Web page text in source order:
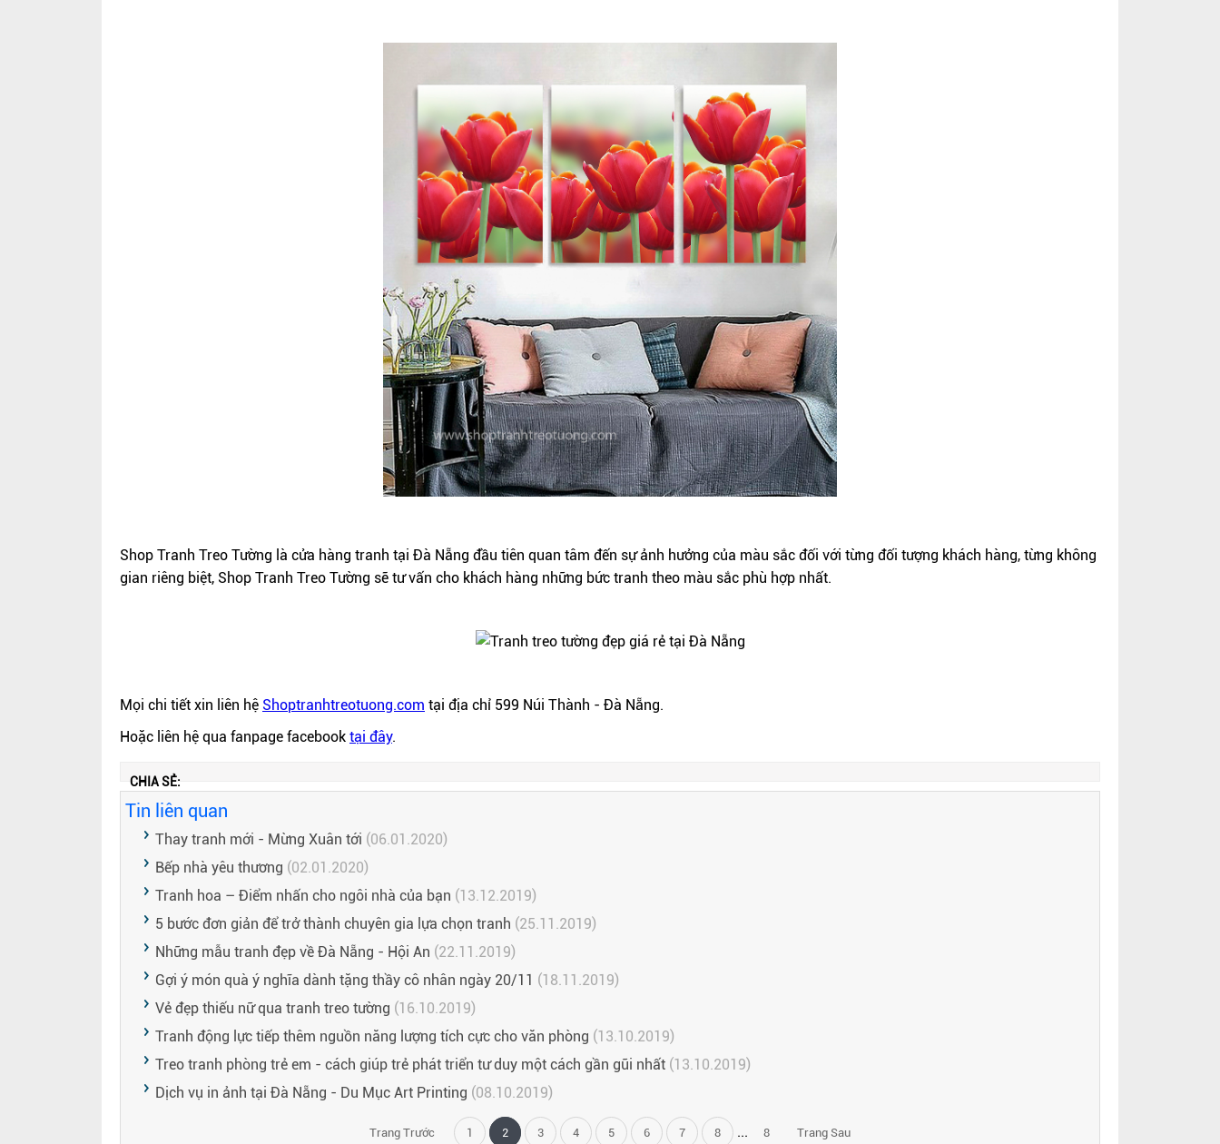
Shop Tranh Treo Tường là cửa hàng tranh tại Đà Nẵng đầu tiên quan tâm đến sự ảnh hưởng của màu sắc đối với từng đối tượng khách hàng, từng không
gian riêng biệt, Shop Tranh Treo Tường sẽ tư vấn cho khách hàng những bức tranh theo màu sắc phù hợp nhất.
Mọi chi tiết xin liên hệ Shoptranhtreotuong.com tại địa chỉ 599 Núi Thành - Đà Nẵng.
Hoặc liên hệ qua fanpage facebook tại đây.
CHIA SẺ:
Tin liên quan
Thay tranh mới - Mừng Xuân tới (06.01.2020)
Bếp nhà yêu thương (02.01.2020)
Tranh hoa – Điểm nhấn cho ngôi nhà của bạn (13.12.2019)
5 bước đơn giản để trở thành chuyên gia lựa chọn tranh (25.11.2019)
Những mẫu tranh đẹp về Đà Nẵng - Hội An (22.11.2019)
Gợi ý món quà ý nghĩa dành tặng thầy cô nhân ngày 20/11 (18.11.2019)
Vẻ đẹp thiếu nữ qua tranh treo tường (16.10.2019)
Tranh động lực tiếp thêm nguồn năng lượng tích cực cho văn phòng (13.10.2019)
Treo tranh phòng trẻ em - cách giúp trẻ phát triển tư duy một cách gần gũi nhất (13.10.2019)
Dịch vụ in ảnh tại Đà Nẵng - Du Mục Art Printing (08.10.2019)
Trang Trước 1 2 3 4 5 6 7 8 ... 8 Trang Sau